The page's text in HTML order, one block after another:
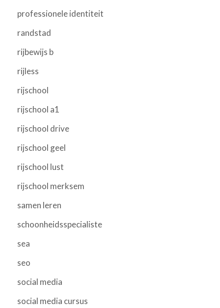
professionele identiteit
randstad
rijbewijs b
rijless
rijschool
rijschool a1
rijschool drive
rijschool geel
rijschool lust
rijschool merksem
samen leren
schoonheidsspecialiste
sea
seo
social media
social media cursus